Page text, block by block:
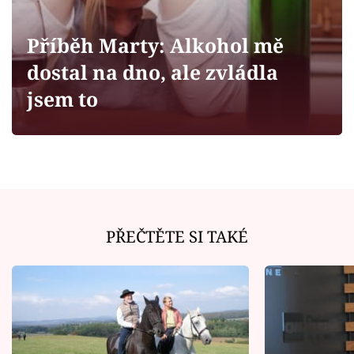
Sledujte prima+
Filmový festival Karlovy Vary
Sledujte nás
Příběh Marty: Alkohol mě
dostal na dno, ale zvládla
jsem to
PŘEČTĚTE SI TAKÉ